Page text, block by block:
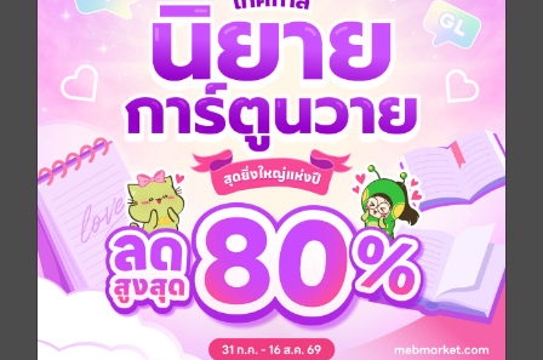
อยากได้ ซื้อเป็นของขวัญ ติดตาม แชร์
ฝึกพูดภาษาจีนอย่างง่ายๆ หมวด บทสนทนาภาษาจีน
สำหรับการท่องเที่ยว
ภาษาจีน หนังสือแปล
ประเภทไฟล์ pdf